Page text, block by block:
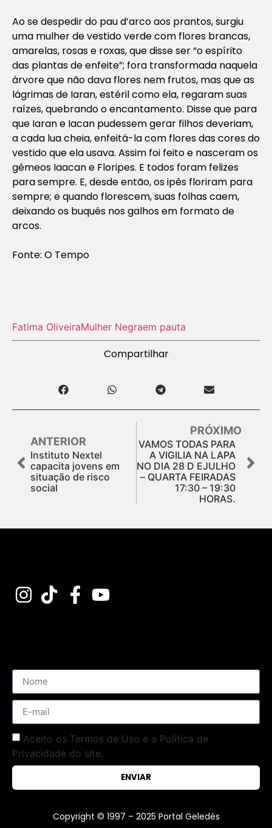
Ao se despedir do pau d’arco aos prantos, surgiu
uma mulher de vestido verde com flores brancas,
amarelas, rosas e roxas, que disse ser “o espírito
das plantas de enfeite”; fora transformada naquela
árvore que não dava flores nem frutos, mas que as
lágrimas de Iaran, estéril como ela, regaram suas
raízes, quebrando o encantamento. Disse que para
que Iaran e Iacan pudessem gerar filhos deveriam,
a cada lua cheia, enfeitá-la com flores das cores do
vestido que ela usava. Assim foi feito e nasceram os
gêmeos Iaacan e Floripes. E todos foram felizes
para sempre. E, desde então, os ipês floriram para
sempre; e quando florescem, suas folhas caem,
deixando os buquês nos galhos em formato de
arcos.
Fonte: O Tempo
Fatima OliveiraMulher Negraem pauta
Compartilhar
ANTERIOR
Instituto Nextel
capacita jovens em
situação de risco
social
PRÓXIMO
VAMOS TODAS PARA
A VIGILIA NA LAPA
NO DIA 28 D EJULHO
– QUARTA FEIRADAS
17:30 – 19:30
HORAS.
Aceito os Termos de Uso e a Política de
Privacidade do site.
ENVIAR
Copyright © 1997 – 2025 Portal Geledés